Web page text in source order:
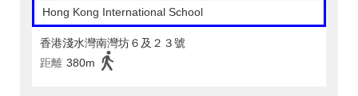
Hong Kong International School
香港淺水灣南灣坊６及２３號
距離 380m